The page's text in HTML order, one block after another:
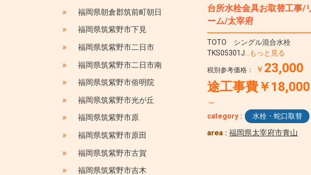
台所水栓金具お取替工事/
ーム/太宰府
TOTO シングル混合水栓
TKS05301J …もっと見る
税別参考価格： ￥ 23,000
途工事費￥18,000
～
category : 水栓・蛇口取替
area : 福岡県太宰府市青山
» 福岡県朝倉郡筑前町朝日
» 福岡県筑紫野市下見
» 福岡県筑紫野市二日市
» 福岡県筑紫野市二日市南
» 福岡県筑紫野市俗明院
» 福岡県筑紫野市光が丘
» 福岡県筑紫野市原
» 福岡県筑紫野市原田
» 福岡県筑紫野市古賀
» 福岡県筑紫野市吉木